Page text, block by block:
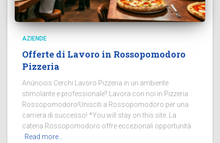
AZIENDE
Offerte di Lavoro in Rossopomodoro
Pizzeria
Anúncios Cerchi Lavoro Pizzeria in un ambiente
stimolante e professionale? Lavora con noi in Pizzeria
Rossopomodoro!Unisciti a Rossopomodoro per una
carriera di successo! *You will stay on this site. La
catena Rossopomodoro offre eccezionali opportunità
Read more…